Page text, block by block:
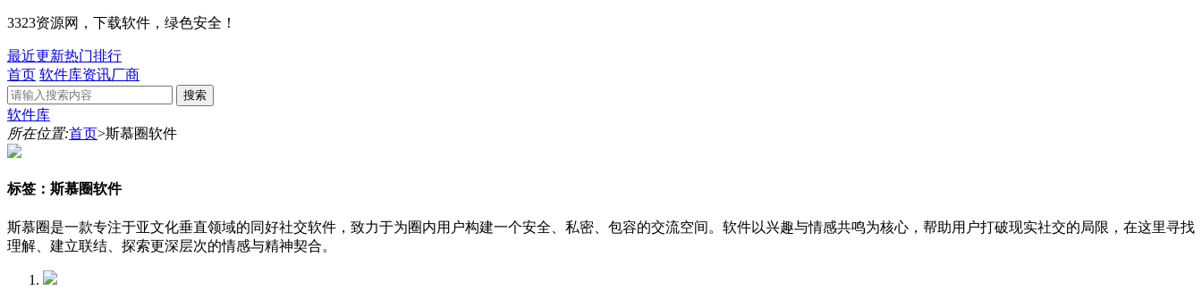
3323资源网，下载软件，绿色安全！
最近更新热门排行
首页 软件库资讯厂商
搜索
软件库
所在位置:首页>斯慕圈软件
标签：斯慕圈软件
斯慕圈是一款专注于亚文化垂直领域的同好社交软件，致力于为圈内用户构建一个安全、私密、包容的交流空间。软件以兴趣与情感共鸣为核心，帮助用户打破现实社交的局限，在这里寻找
理解、建立联结、探索更深层次的情感与精神契合。